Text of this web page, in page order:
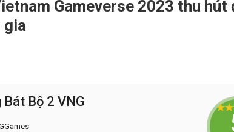
Gameverse 2023 thu hút
gia
Bộ 2 VNG